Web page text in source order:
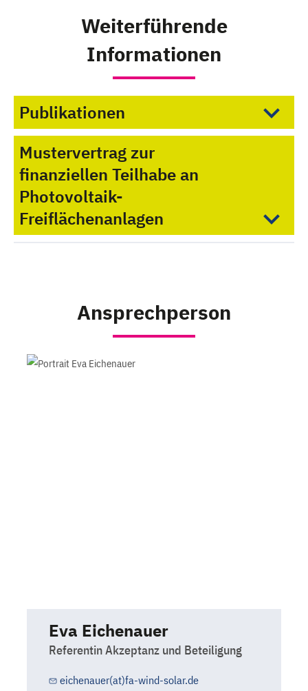
Weiterführende
Informationen
Publikationen
Mustervertrag zur
finanziellen Teilhabe an
Photovoltaik-
Freiflächenanlagen
Ansprechperson
Eva Eichenauer
Referentin Akzeptanz und Beteiligung
eichenauer(at)fa-wind-solar.de